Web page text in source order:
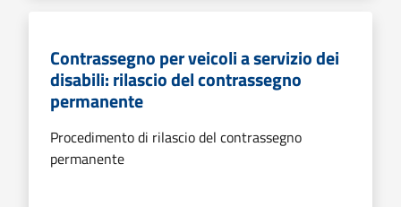
Contrassegno per veicoli a servizio dei
disabili: rilascio del contrassegno
permanente
Procedimento di rilascio del contrassegno
permanente